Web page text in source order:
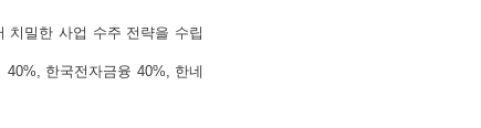
치밀한 사업 수주 전략을 수립
한국전자금융 40%, 한네